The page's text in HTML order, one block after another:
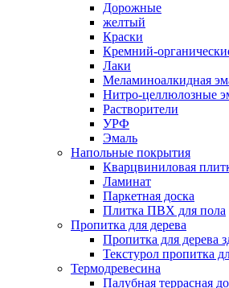
Дорожные
желтый
Краски
Кремний-
Лаки
Меламиноалкидная
Нитро-целлюлозные
Растворители
УРФ
Эмаль
Напольные покрытия
Кварцвиниловая
Ламинат
Паркетная доска
Плитка ПВХ для пола
Пропитка для дерева
Пропитка для дерева
Текстурол пропитка
Термодревесина
Палубная террасная